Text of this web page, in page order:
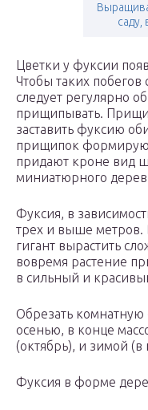
Цветки у фуксии
Чтобы таких побегов
следует регулярно
прищипывать.
заставить фуксию
прищипок
придают кроне вид
миниатюрного
Фуксия, в
трех и выше метров.
гигант вырастить
вовремя растение
в сильный и
Обрезать комнатную
осенью, в конце
(октябрь), и зимой (в
Фуксия в форме